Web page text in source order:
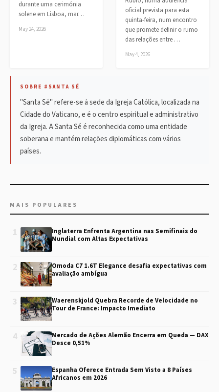
durante uma cerimónia
solene em Lisboa, mar…
May 24, 2026
oficial prevista para esta
quinta-feira, num encontro
que promete definir o rumo
das relações entre …
May 4, 2026
SOBRE #SANTA SÉ
"Santa Sé" refere-se à sede da Igreja Católica, localizada na
Cidade do Vaticano, e é o centro espiritual e administrativo
da Igreja. A Santa Sé é reconhecida como uma entidade
soberana e mantém relações diplomáticas com vários
países.
MAIS POPULARES
1
Inglaterra Enfrenta Argentina nas Semifinais do
Mundial com Altas Expectativas
2
Omoda C7 1.6T Elegance desafia expectativas com
avaliação ambígua
3
Waerenskjold Quebra Recorde de Velocidade no
Tour de France: Impacto Imediato
4
Mercado de Ações Alemão Encerra em Queda — DAX
Desce 0,51%
5
Espanha Oferece Entrada Sem Visto a 8 Países
Africanos em 2026